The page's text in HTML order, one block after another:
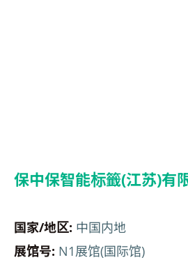
保中保智能标籤(江苏)有
国家/地区: 中国内地
展馆号: N1展馆(国际馆)